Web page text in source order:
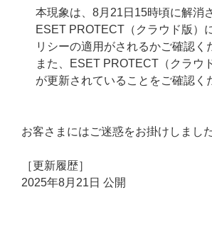
本現象は、8月21日15時頃に解消
ESET PROTECT（クラウド版）
リシーの適用がされるかご確認く
また、ESET PROTECT（クラウ
が更新されていることをご確認く
お客さまにはご迷惑をお掛けしまし
［更新履歴］
2025年8月21日 公開